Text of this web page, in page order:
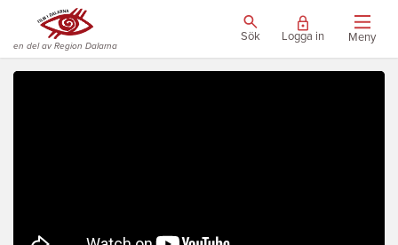
en del av Region Dalarna
Sök Logga in Meny